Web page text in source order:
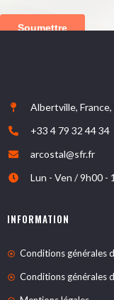
Albertville, France,
+33 4 79 32 44 34
arcostal@sfr.fr
Lun - Ven / 9h00 -
INFORMATION
Conditions générales
Conditions générales